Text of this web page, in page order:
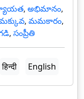
, అభిమానం,
, మమకారం,
, సంప్రీతి
हिन्दी English